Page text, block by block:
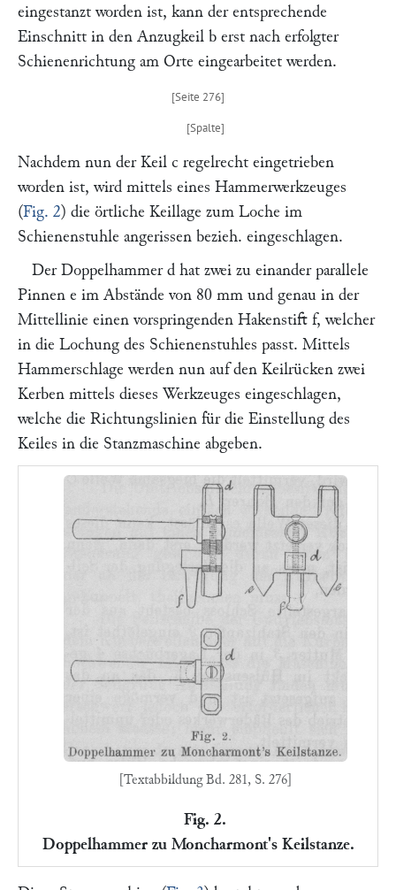
eingestanzt worden ist, kann der entsprechende
Einschnitt in den Anzugkeil b erst nach erfolgter
Schienenrichtung am Orte eingearbeitet werden.
Nachdem nun der Keil c regelrecht eingetrieben
worden ist, wird mittels eines Hammerwerkzeuges
(Fig. 2) die örtliche Keillage zum Loche im
Schienenstuhle angerissen bezieh. eingeschlagen.
Der Doppelhammer d hat zwei zu einander parallele
Pinnen e im Abstände von 80 mm und genau in der
Mittellinie einen vorspringenden Hakenstift f, welcher
in die Lochung des Schienenstuhles passt. Mittels
Hammerschlage werden nun auf den Keilrücken zwei
Kerben mittels dieses Werkzeuges eingeschlagen,
welche die Richtungslinien für die Einstellung des
Keiles in die Stanzmaschine abgeben.
[Textabbildung Bd. 281, S. 276]
Fig. 2.
Doppelhammer zu Moncharmont's Keilstanze.